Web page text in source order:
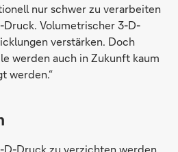
nur schwer zu verarbeiten
Volumetrischer 3-D-
verstärken. Doch
werden auch in Zukunft kaum
werden.“
D-Druck zu verzichten werden